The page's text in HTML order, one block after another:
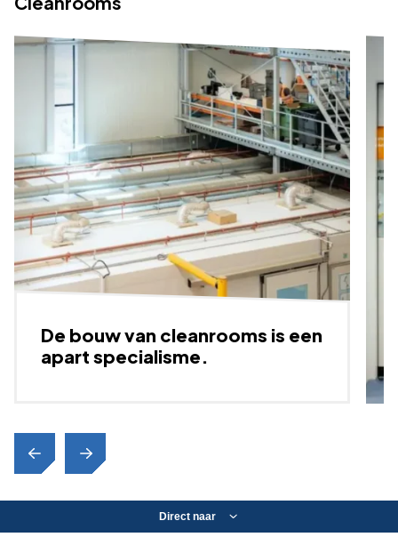
De bouw van cleanrooms is een
apart specialisme.
Direct naar